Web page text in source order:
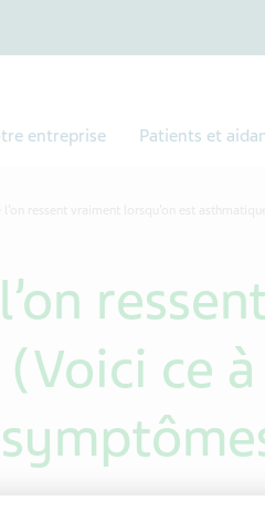
entreprise Patients et
ce